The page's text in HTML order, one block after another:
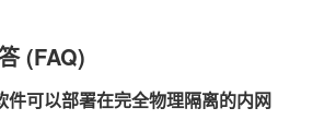
(FAQ)
件可以部署在完全物理隔离的内网